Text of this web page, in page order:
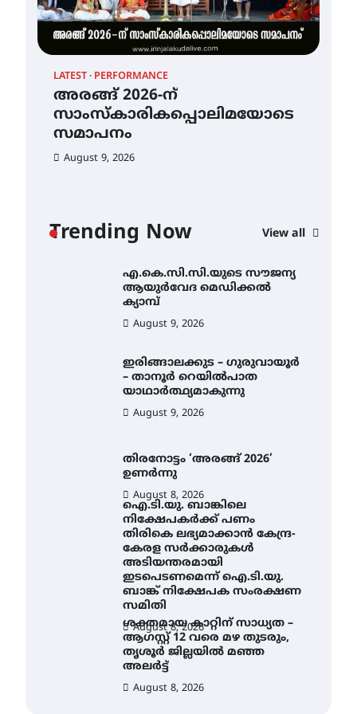
LATEST PERFORMANCE
അരങ്ങ് 2026-ന്
സാംസ്കാരികപ്പൊലിമയോടെ
സമാപനം
August 9, 2026
Trending Now View all
കേരള സർക്കാരുകൾ
അടിയന്തരമായി
ഇടപെടണമെന്ന് ഐ.ടി.യു.
ബാങ്ക് നിക്ഷേപക സംരക്ഷണ
സമിതി
August 8, 2026
ശക്തമായ കാറ്റിന് സാധ്യത –
ആഗസ്റ്റ് 12 വരെ മഴ തുടരും,
തൃശൂർ ജില്ലയിൽ മഞ്ഞ
അലർട്ട്
August 8, 2026
August 9, 2026
എ.കെ.സി.സി.യുടെ സൗജന്യ
ആയുർവേദ മെഡിക്കൽ
ക്യാമ്പ്
August 9, 2026
ഇരിങ്ങാലക്കുട – ഗുരുവായൂർ
– താനൂർ റെയിൽപാത
യാഥാർത്ഥ്യമാകുന്നു
August 9, 2026
തിരനോട്ടം ‘അരങ്ങ് 2026’
ഉണർന്നു
August 8, 2026
ഐ.ടി.യു. ബാങ്കിലെ
നിക്ഷേപകർക്ക് പണം
തിരികെ ലഭ്യമാക്കാൻ കേന്ദ്ര-
കേരള സർക്കാരുകൾ
അടിയന്തരമായി
ഇടപെടണമെന്ന് ഐ.ടി.യു.
ബാങ്ക് നിക്ഷേപക സംരക്ഷണ
സമിതി
August 8, 2026
ശക്തമായ കാറ്റിന് സാധ്യത –
ആഗസ്റ്റ് 12 വരെ മഴ തുടരും,
തൃശൂർ ജില്ലയിൽ മഞ്ഞ
അലർട്ട്
August 8, 2026